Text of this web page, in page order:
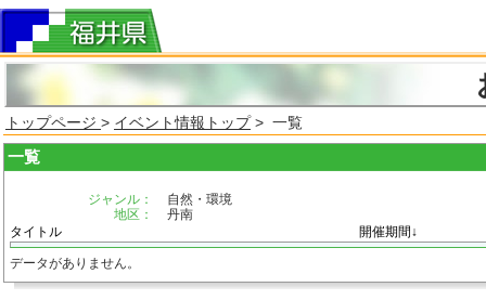
トップページ > イベント情報トップ> 一覧
一覧
ジャンル：
自然・環境
地区：
丹南
タイトル
開催期間↓
データがありません。